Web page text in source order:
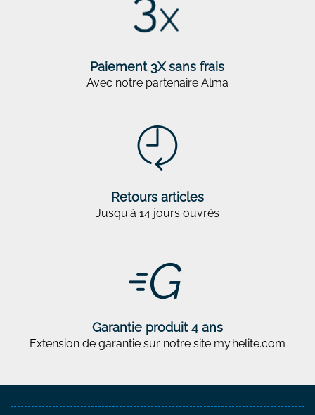
Paiement 3X sans frais
Avec notre partenaire Alma
Retours articles
Jusqu'à 14 jours ouvrés
Garantie produit 4 ans
Extension de garantie sur notre site my.helite.com